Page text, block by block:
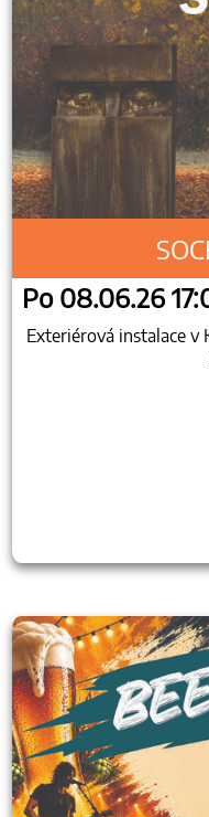
Po 08.06.26
Exteriérová instalace v